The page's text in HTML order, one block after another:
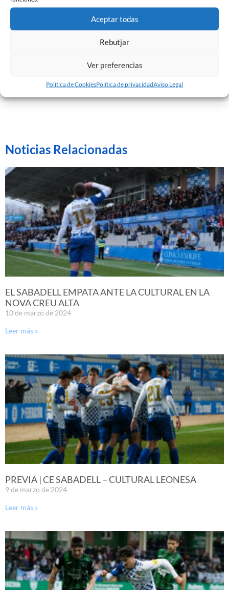
Aceptar todas
Rebutjar
Ver preferencias
Política de CookiesPolítica de privacidadAviso Legal
: Juan Antonio Campos Salinas (colegio
murciano). Ha amonestado al local Kilian y al visitante
Ángel, y ha expulsado al local Tomás Ruso (89′).
Imagen: Sandra Dihör.
Noticias Relacionadas
EL SABADELL EMPATA ANTE LA CULTURAL EN LA
NOVA CREU ALTA
10 de marzo de 2024
Leer más »
PREVIA | CE SABADELL – CULTURAL LEONESA
9 de marzo de 2024
Leer más »